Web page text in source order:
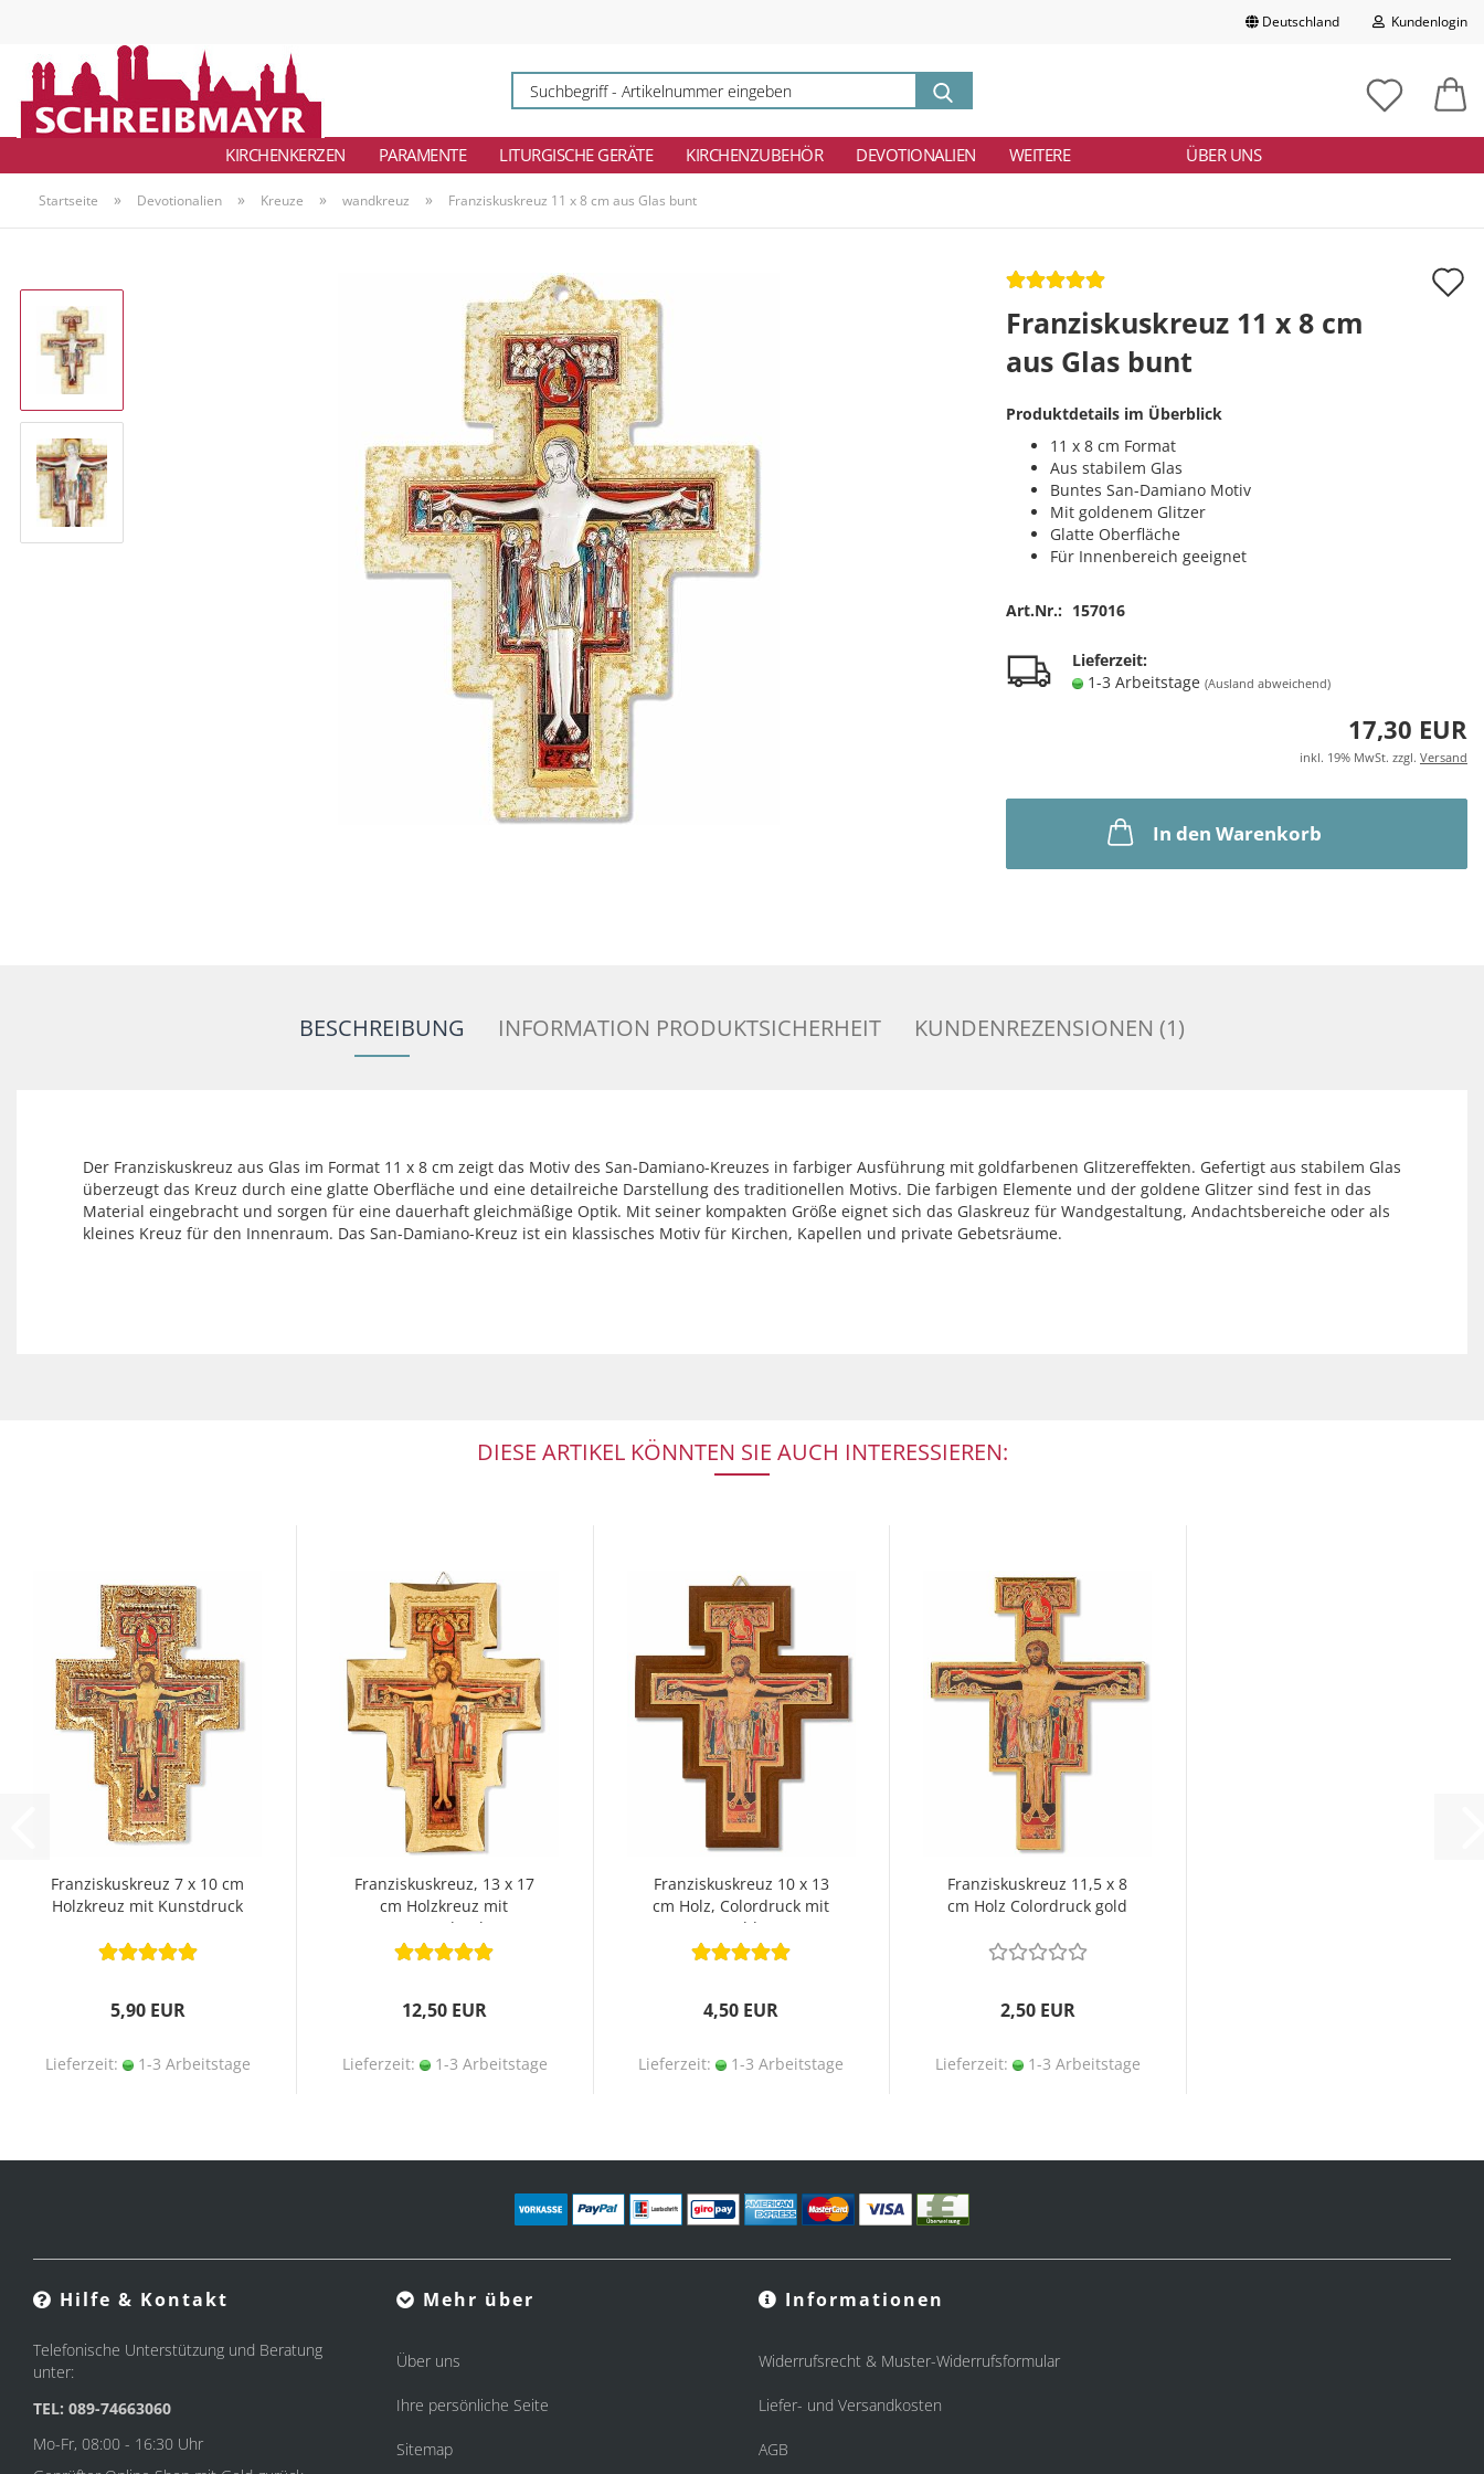
Deutschland Kundenlogin
E-Mail
Konto erstellen
Passwort vergessen?
eingeben
KIRCHENKERZEN PARAMENTE LITURGISCHE GERÄTE KIRCHENZUBEHÖR DEVOTIONALIEN ÜBER UNS
WEITERE
Startseite » Devotionalien » Kreuze » wandkreuz » Franziskuskreuz 11 x 8 cm aus Glas bunt
Franziskuskreuz 11 x 8 cm
aus Glas bunt
Produktdetails im Überblick
11 x 8 cm Format
Aus stabilem Glas
Buntes San-Damiano Motiv
Mit goldenem Glitzer
Glatte Oberfläche
Für Innenbereich geeignet
Art.Nr.: 157016
Lieferzeit:
1-3 Arbeitstage (Ausland abweichend)
17,30 EUR
inkl. 19% MwSt. zzgl. Versand
In den Warenkorb
BESCHREIBUNG INFORMATION PRODUKTSICHERHEIT KUNDENREZENSIONEN (1)
Der Franziskuskreuz aus Glas im Format 11 x 8 cm zeigt das Motiv des San-Damiano-Kreuzes in farbiger Ausführung mit goldfarbenen Glitzereffekten. Gefertigt aus stabilem Glas
überzeugt das Kreuz durch eine glatte Oberfläche und eine detailreiche Darstellung des traditionellen Motivs. Die farbigen Elemente und der goldene Glitzer sind fest in das
Material eingebracht und sorgen für eine dauerhaft gleichmäßige Optik. Mit seiner kompakten Größe eignet sich das Glaskreuz für Wandgestaltung, Andachtsbereiche oder als
kleines Kreuz für den Innenraum. Das San-Damiano-Kreuz ist ein klassisches Motiv für Kirchen, Kapellen und private Gebetsräume.
DIESE ARTIKEL KÖNNTEN SIE AUCH INTERESSIEREN:
Franziskuskreuz 7 x 10 cm
Holzkreuz mit Kunstdruck
5,90 EUR
Lieferzeit: 1-3 Arbeitstage
Franziskuskreuz, 13 x 17
cm Holzkreuz mit
Kunstdruck
12,50 EUR
Lieferzeit: 1-3 Arbeitstage
Franziskuskreuz 10 x 13
cm Holz, Colordruck mit
gold
4,50 EUR
Lieferzeit: 1-3 Arbeitstage
Franziskuskreuz 11,5 x 8
cm Holz Colordruck gold
2,50 EUR
Lieferzeit: 1-3 Arbeitstage
Hilfe & Kontakt
Telefonische Unterstützung und Beratung
unter:
TEL: 089-74663060
Mo-Fr, 08:00 - 16:30 Uhr
Mehr über
Über uns
Ihre persönliche Seite
Sitemap
Informationen
Widerrufsrecht & Muster-Widerrufsformular
Liefer- und Versandkosten
AGB